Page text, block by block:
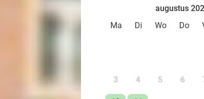
augustus
Ma
Di Wo Do
3 4 5 6